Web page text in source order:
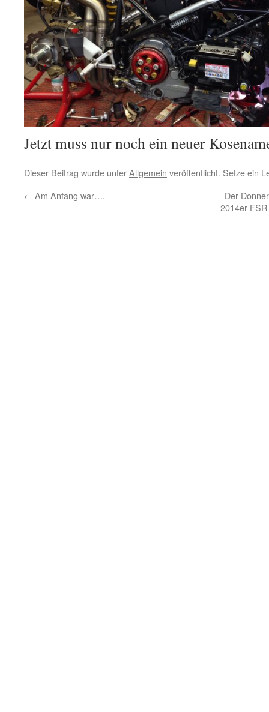
Jetzt muss nur noch ein neuer
Dieser Beitrag wurde unterAllgemein veröffentlicht. Setze ein
← Am Anfang war….
Der
2014er